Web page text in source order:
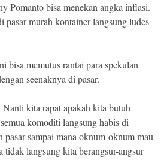
Pomanto bisa menekan angka inflasi.
murah kontainer langsung ludes
bisa memutus rantai para spekulan
seenaknya di pasar.
kita rapat apakah kita butuh
komoditi langsung habis di
pasar sampai mana oknum-oknum mau
tidak langsung kita berangsur-angsur